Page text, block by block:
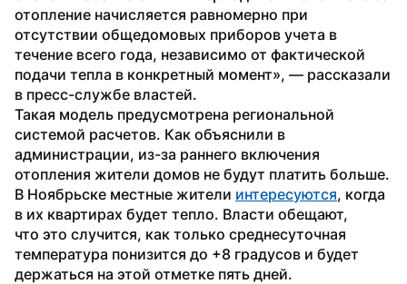
отопление начисляется равномерно при
отсутствии общедомовых приборов учета в
течение всего года, независимо от фактической
подачи тепла в конкретный момент», — рассказали
в пресс-службе властей.
Такая модель предусмотрена региональной
системой расчетов. Как объяснили в
администрации, из-за раннего включения
отопления жители домов не будут платить больше.
В Ноябрьске местные жители интересуются, когда
в их квартирах будет тепло. Власти обещают,
что это случится, как только среднесуточная
температура понизится до +8 градусов и будет
держаться на этой отметке пять дней.